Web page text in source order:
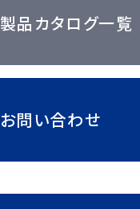
製品カタログ一覧
お問い合わせ